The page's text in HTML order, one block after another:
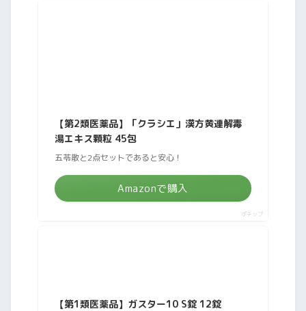
【第2類医薬品】「クラシエ」漢方黄連解毒
湯エキス顆粒 45包
五苓散と2点セットであると安心！
Amazonで購入
ポチップ
【第1類医薬品】ガスター10 S錠 12錠